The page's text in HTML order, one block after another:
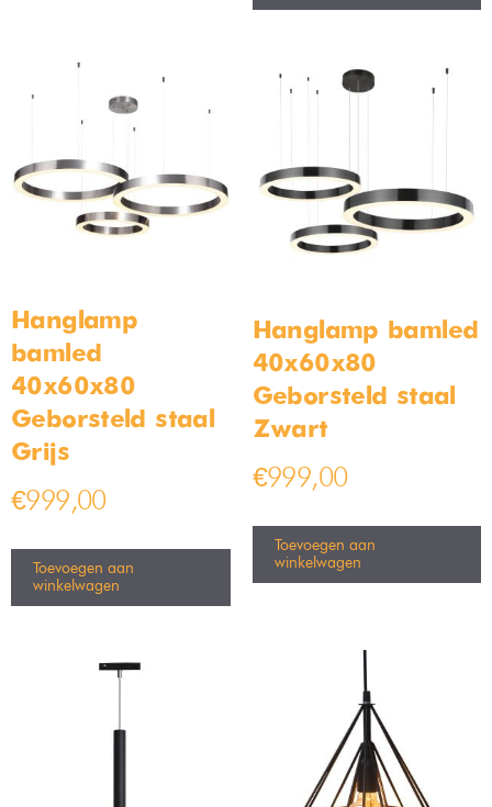
Hanglamp
bamled
40x60x80
Geborsteld staal
Grijs
€999,00
Toevoegen aan
winkelwagen
Hanglamp bamled
40x60x80
Geborsteld staal
Zwart
€999,00
Toevoegen aan
winkelwagen